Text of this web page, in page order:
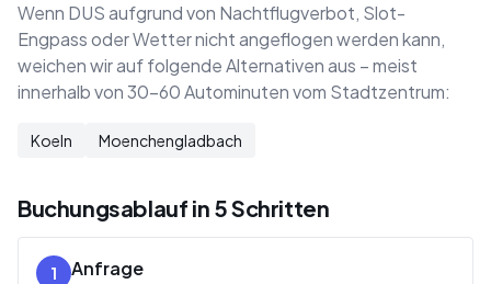
Wenn DUS aufgrund von Nachtflugverbot, Slot-
Engpass oder Wetter nicht angeflogen werden kann,
weichen wir auf folgende Alternativen aus – meist
innerhalb von 30–60 Autominuten vom Stadtzentrum:
Koeln Moenchengladbach
Buchungsablauf in 5 Schritten
1 Anfrage